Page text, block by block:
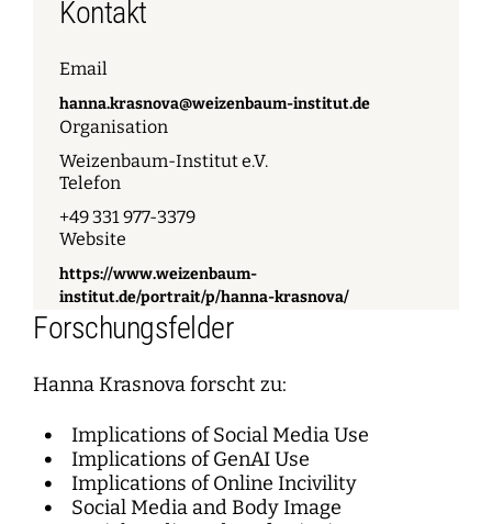
Kontakt
Email
hanna.krasnova@weizenbaum-institut.de
Organisation
Weizenbaum-Institut e.V.
Telefon
+49 331 977-3379
Website
https://www.weizenbaum-
institut.de/portrait/p/hanna-krasnova/
Forschungsfelder
Hanna Krasnova forscht zu:
Implications of Social Media Use
Implications of GenAI Use
Implications of Online Incivility
Social Media and Body Image